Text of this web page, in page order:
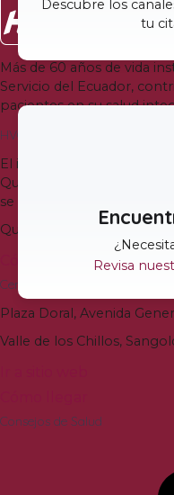
Descubre los
tu
Revisa
Más de 60 años de vida
Servicio del Ecuador,
pacientes en su salud
HVQ Quito
El ingreso a la Torre
Quito es en la calle
se mantiene en la
Quito
Centro de Especialidades
Plaza Doral, Avenida
Valle de los Chillos,
Consejos de Salud